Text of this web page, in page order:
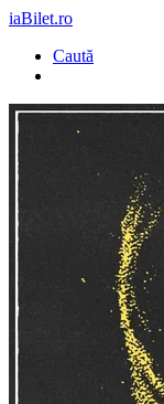
iaBilet.ro
Caută